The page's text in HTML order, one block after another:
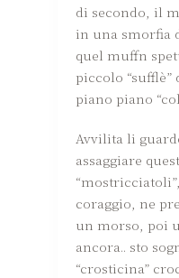
di secondo, il
in una smorfia
quel muffn
piccolo “sufflè”
piano piano
Avvilita li
assaggiare
coraggio, ne
un morso, poi
ancora.. sto
“crosticina”